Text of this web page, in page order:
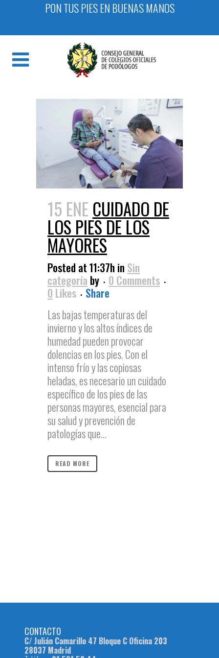
PON TUS PIES EN BUENAS MANOS
15 ENE CUIDADO DE
LOS PIES DE LOS
MAYORES
Posted at 11:37h in Sin
categoría by
0 Comments
0 Likes
Share
Las bajas temperaturas del
invierno y los altos índices de
humedad pueden provocar
dolencias en los pies. Con el
intenso frío y las copiosas
heladas, es necesario un cuidado
específico de los pies de las
personas mayores, esencial para
su salud y prevención de
patologías que...
READ MORE
CONTACTO
C/ Julián Camarillo 47 Bloque C Oficina 203
28037 Madrid